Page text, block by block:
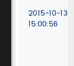
2015-10-13
15:00:56